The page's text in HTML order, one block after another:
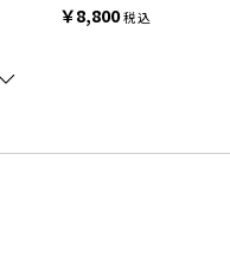
￥8,800税込